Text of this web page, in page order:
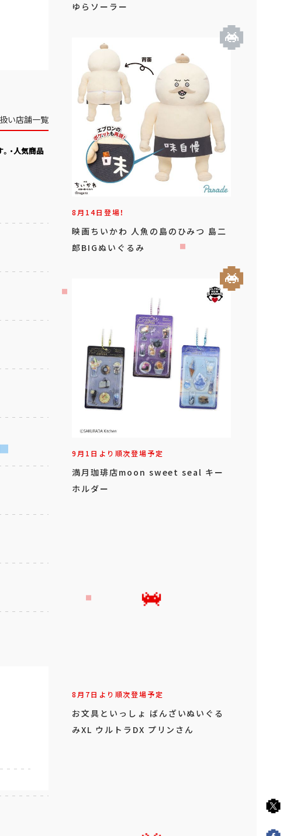
い店舗一覧
・人気商品
ゆらソーラー
8月14日登場！
映画ちいかわ 人魚の島のひみつ 島二
郎BIGぬいぐるみ
9月1日より順次登場予定
満月珈琲店moon sweet seal キー
ホルダー
8月7日より順次登場予定
お文具といっしょ ばんざいぬいぐる
みXL ウルトラDX プリンさん